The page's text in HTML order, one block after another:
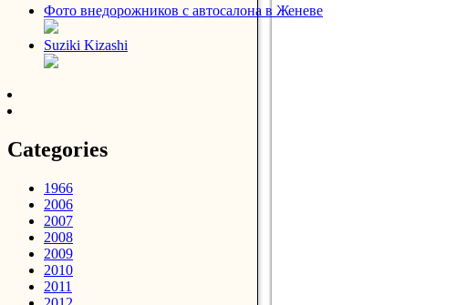
Фото внедорожников с автосалона в Женеве
Suziki Kizashi
Categories
1966
2006
2007
2008
2009
2010
2011